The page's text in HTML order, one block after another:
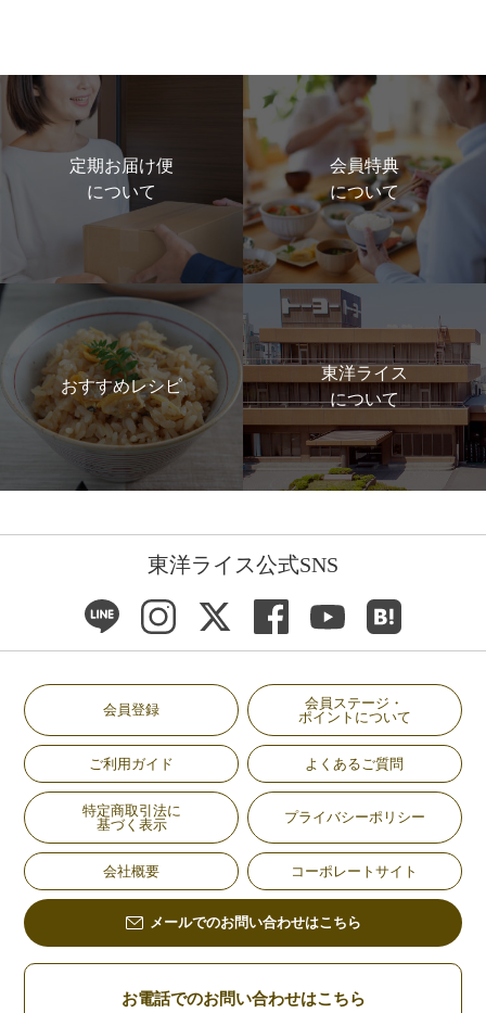
定期お届け便
について
会員特典
について
おすすめレシピ
東洋ライス
について
東洋ライス公式SNS
会員登録
会員ステージ・
ポイントについて
ご利用ガイド よくあるご質問
特定商取引法に
基づく表示
プライバシーポリシー
会社概要 コーポレートサイト
メールでのお問い合わせはこちら
お電話でのお問い合わせはこちら